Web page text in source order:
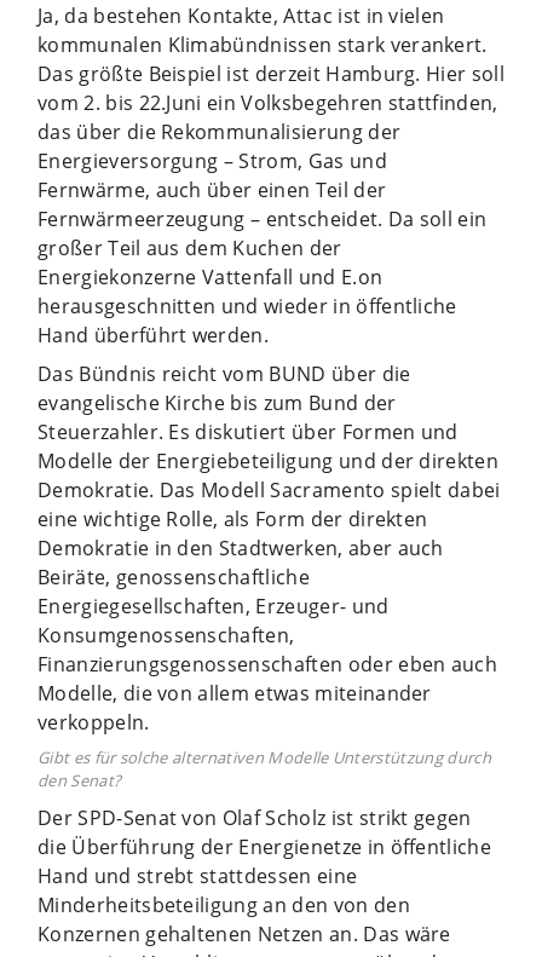
Ja, da bestehen Kontakte, Attac ist in vielen
kommunalen Klimabündnissen stark verankert.
Das größte Beispiel ist derzeit Hamburg. Hier soll
vom 2. bis 22.Juni ein Volksbegehren stattfinden,
das über die Rekommunalisierung der
Energieversorgung – Strom, Gas und
Fernwärme, auch über einen Teil der
Fernwärmeerzeugung – entscheidet. Da soll ein
großer Teil aus dem Kuchen der
Energiekonzerne Vattenfall und E.on
herausgeschnitten und wieder in öffentliche
Hand überführt werden.
Das Bündnis reicht vom BUND über die
evangelische Kirche bis zum Bund der
Steuerzahler. Es diskutiert über Formen und
Modelle der Energiebeteiligung und der direkten
Demokratie. Das Modell Sacramento spielt dabei
eine wichtige Rolle, als Form der direkten
Demokratie in den Stadtwerken, aber auch
Beiräte, genossenschaftliche
Energiegesellschaften, Erzeuger- und
Konsumgenossenschaften,
Finanzierungsgenossenschaften oder eben auch
Modelle, die von allem etwas miteinander
verkoppeln.
Gibt es für solche alternativen Modelle Unterstützung durch
den Senat?
Der SPD-Senat von Olaf Scholz ist strikt gegen
die Überführung der Energienetze in öffentliche
Hand und strebt stattdessen eine
Minderheitsbeteiligung an den von den
Konzernen gehaltenen Netzen an. Das wäre